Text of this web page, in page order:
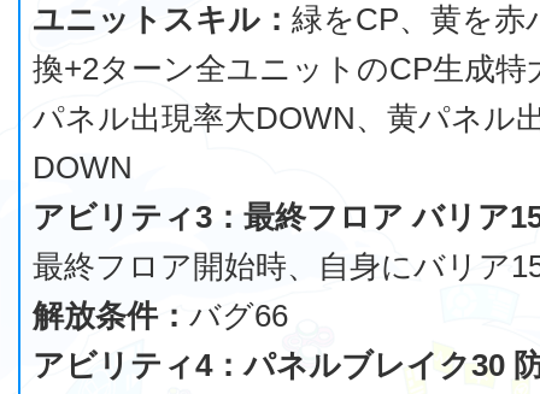
ユニットスキル： 緑をCP、黄を赤
換+2ターン全ユニットのCP生成特
パネル出現率大DOWN、黄パネル
DOWN
アビリティ3：最終フロア バリア
最終フロア開始時、自身にバリア
解放条件： バグ66
アビリティ4：パネルブレイク30